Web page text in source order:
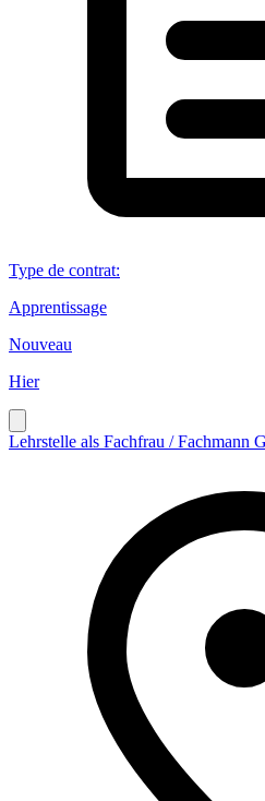
Type de contrat:
Apprentissage
Nouveau
Hier
Lehrstelle als Fachfrau / Fachmann